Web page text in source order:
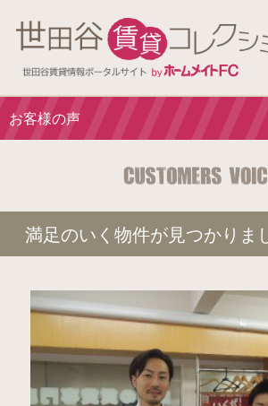
お客様の声
満足のいく物件が見つかり